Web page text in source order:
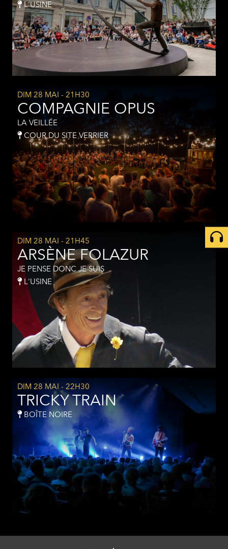
L'USINE
DIM 28 MAI - 21H30
COMPAGNIE OPUS
LA VEILLÉE
COUR DU SITE VERRIER
DIM 28 MAI - 21H45
ARSÈNE FOLAZUR
JE PENSE DONC JE SUIS
L'USINE
DIM 28 MAI - 22H30
TRICKY TRAIN
BOÎTE NOIRE